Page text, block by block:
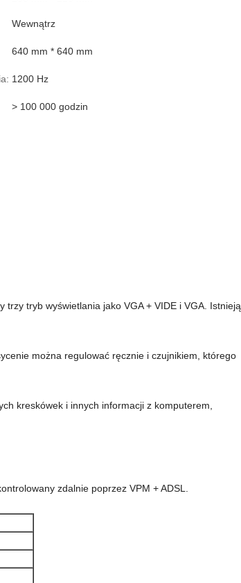
Wewnątrz
640 mm * 640 mm
1200 Hz
> 100 000 godzin
tryb wyświetlania jako VGA + VIDE i VGA. Istnieją
można regulować ręcznie i czujnikiem, którego
kreskówek i innych informacji z komputerem,
zdalnie poprzez VPM + ADSL.